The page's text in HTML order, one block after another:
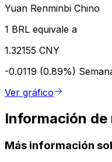
Yuan Renminbi Chino
1 BRL equivale a
1.32155 CNY
-0.0119 (0.89%)
Ver gráfico
Información de
Más información